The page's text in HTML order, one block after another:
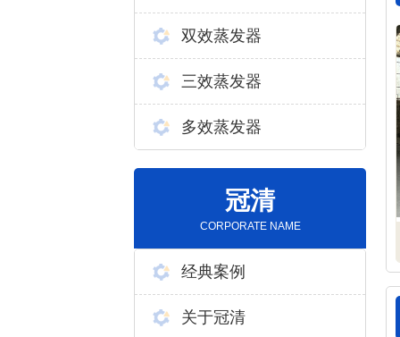
双效蒸发器
三效蒸发器
多效蒸发器
冠清
CORPORATE NAME
经典案例
关于冠清